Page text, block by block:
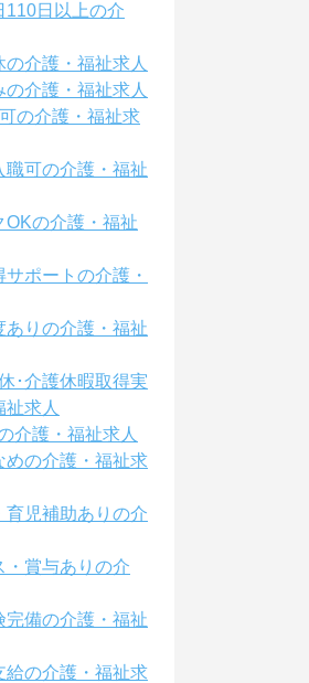
110日以上の介
介護・福祉求人
介護・福祉求人
の介護・福祉求
可の介護・福祉
OKの介護・福祉
ポートの介護・
りの介護・福祉
･介護休暇取得実
求人
介護・福祉求人
めの介護・福祉求
児補助ありの介
・賞与ありの介
備の介護・福祉
給の介護・福祉求